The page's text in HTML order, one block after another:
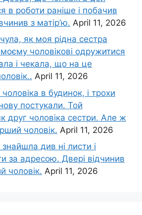
в роботи раніше і побачив
з матір’ю. April 11, 2026
як моя рідна сестра
чоловікові одружитися
і чекала, що на це
April 11, 2026
в будинок, і трохи
постукали. Той
друг чоловіка сестри. Але ж
чоловік. April 11, 2026
див ні листи і
за адресою. Двері відчинив
чоловік. April 11, 2026